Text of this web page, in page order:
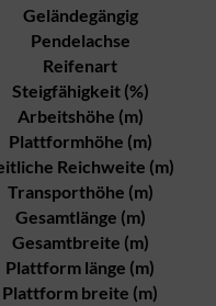
Geländegängig
Pendelachse
Reifenart
Steigfähigkeit (%)
Arbeitshöhe (m)
Plattformhöhe (m)
Reichweite (m)
Transporthöhe (m)
Gesamtlänge (m)
Gesamtbreite (m)
Plattform länge (m)
Plattform breite (m)